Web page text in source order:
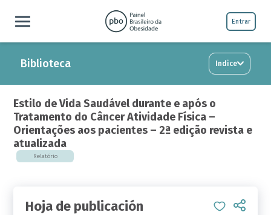
Entrar
Biblioteca Indice
Estilo de Vida Saudável durante e após o
Tratamento do Câncer Atividade Física –
Orientações aos pacientes – 2ª edição revista e
atualizada
Relatório
Hoja de publicación